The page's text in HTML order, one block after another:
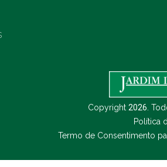
Copyright 2026 .
Política
Termo de Consentimento